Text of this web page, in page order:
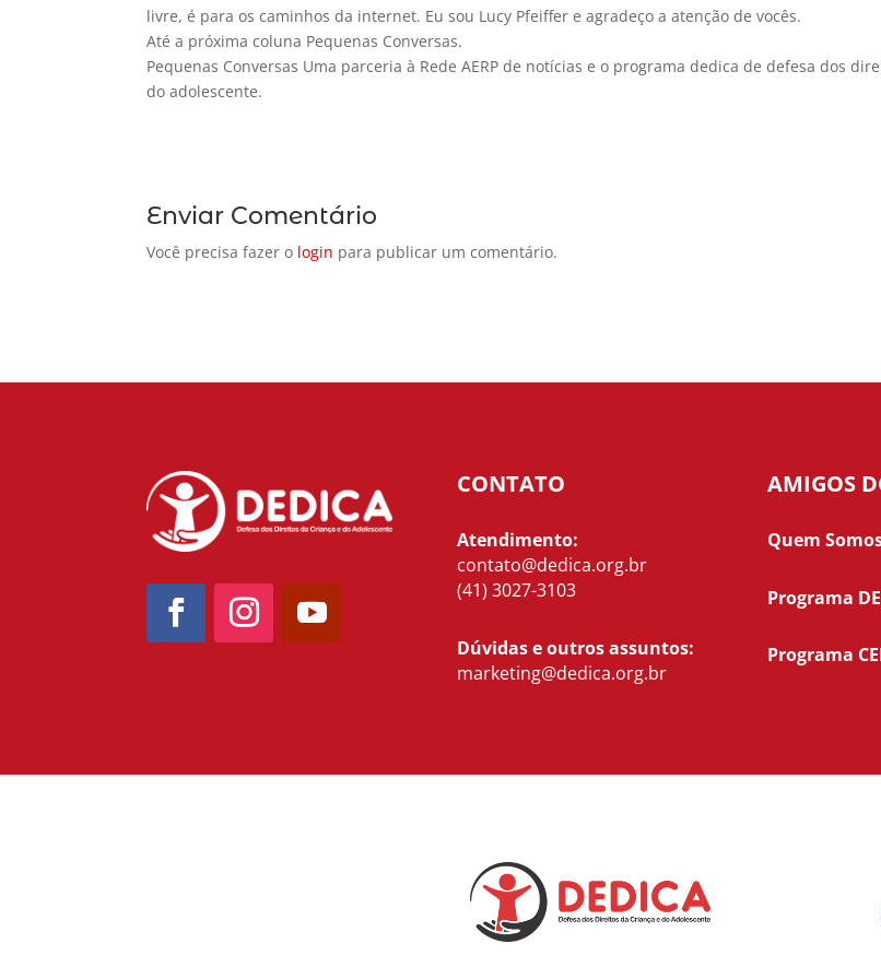
livre, é para os caminhos da internet. Eu sou Lucy Pfeiffer e agradeço a atenção de vocês.
Até a próxima coluna Pequenas Conversas.
Pequenas Conversas Uma parceria à Rede AERP de notícias e o programa dedica de defesa dos
do adolescente.
Enviar Comentário
Você precisa fazer o login para publicar um comentário.
CONTATO
Atendimento:
contato@dedica.org.br
(41) 3027-3103
Dúvidas e outros assuntos:
marketing@dedica.org.br
AMIGOS
Quem
Programa
Programa